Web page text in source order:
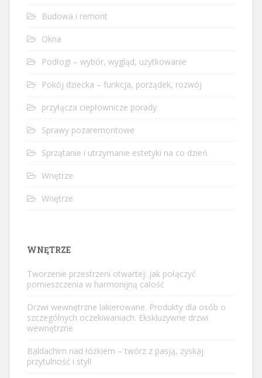
Budowa i remont
Okna
Podłogi – wybór, wygląd, użytkowanie
Pokój dziecka – funkcja, porządek, rozwój
przyłącza ciepłownicze porady
Sprawy pozaremontowe
Sprzątanie i utrzymanie estetyki na co dzień
Wnętrze
Wnętrze
WNĘTRZE
Tworzenie przestrzeni otwartej: jak połączyć
pomieszczenia w harmonijną całość
Drzwi wewnętrzne lakierowane. Produkty dla osób o
szczególnych oczekiwaniach. Ekskluzywne drzwi
wewnętrzne
Baldachim nad łóżkiem – twórz z pasją, zyskaj
przytulność i styl!